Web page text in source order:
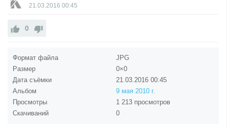
21.03.2016 00:45
0
Формат файла
JPG
Размер
0×0
Дата съёмки
21.03.2016 00:45
Альбом
9 мая 2010 г.
Просмотры
1 213 просмотров
Скачиваний
0